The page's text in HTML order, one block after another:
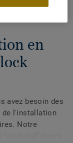
en
avez besoin des
de l'installation
Notre